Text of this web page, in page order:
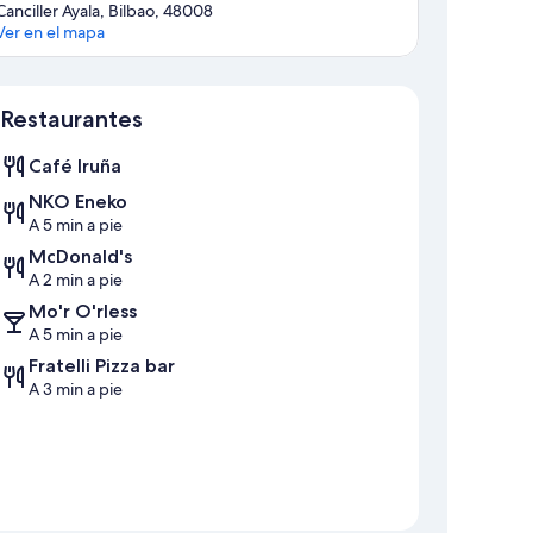
Ayala, Bilbao, 48008
en el mapa
Restaurantes
Café Iruña
NKO Eneko
A 5 min a pie
McDonald's
A 2 min a pie
Mo'r O'rless
A 5 min a pie
Fratelli Pizza bar
A 3 min a pie